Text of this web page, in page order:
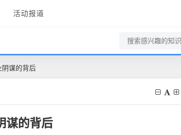
活动报道
谋的背后
谋的背后